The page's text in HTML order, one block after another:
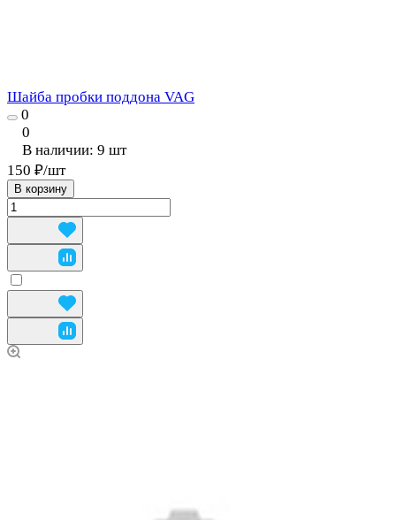
Шайба пробки поддона VAG
0
0
В наличии: 9 шт
150 ₽/шт
В корзину